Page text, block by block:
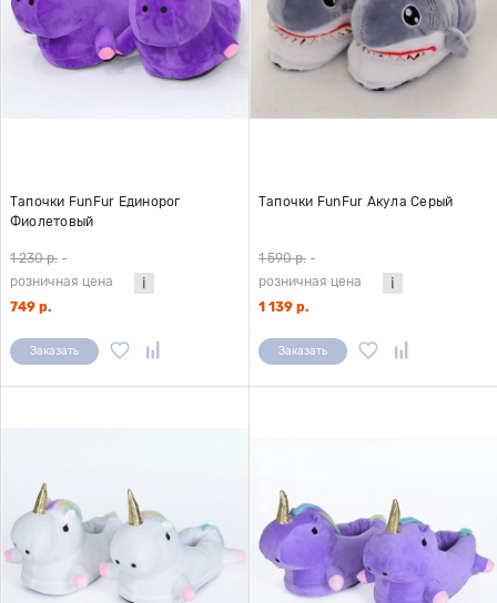
Тапочки FunFur Единорог
Фиолетовый
1 230 р. -
розничная цена
749 р.
Заказать
Тапочки FunFur Акула Серый
1 590 р. -
розничная цена
1 139 р.
Заказать